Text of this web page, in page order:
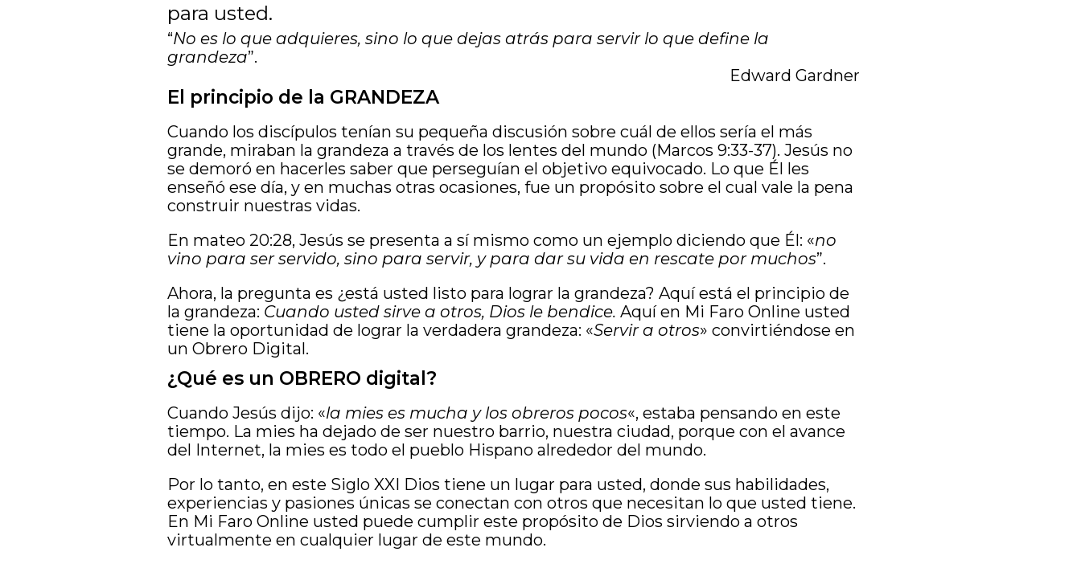
para usted.
“No es lo que adquieres, sino lo que dejas atrás para servir lo que define la
grandeza”.
Edward Gardner
El principio de la GRANDEZA
Cuando los discípulos tenían su pequeña discusión sobre cuál de ellos sería el más
grande, miraban la grandeza a través de los lentes del mundo (Marcos 9:33-37). Jesús no
se demoró en hacerles saber que perseguían el objetivo equivocado. Lo que Él les
enseñó ese día, y en muchas otras ocasiones, fue un propósito sobre el cual vale la pena
construir nuestras vidas.
En mateo 20:28, Jesús se presenta a sí mismo como un ejemplo diciendo que Él: «no
vino para ser servido, sino para servir, y para dar su vida en rescate por muchos”.
Ahora, la pregunta es ¿está usted listo para lograr la grandeza? Aquí está el principio de
la grandeza: Cuando usted sirve a otros, Dios le bendice. Aquí en Mi Faro Online usted
tiene la oportunidad de lograr la verdadera grandeza: «Servir a otros» convirtiéndose en
un Obrero Digital.
¿Qué es un OBRERO digital?
Cuando Jesús dijo: «la mies es mucha y los obreros pocos«, estaba pensando en este
tiempo. La mies ha dejado de ser nuestro barrio, nuestra ciudad, porque con el avance
del Internet, la mies es todo el pueblo Hispano alrededor del mundo.
Por lo tanto, en este Siglo XXI Dios tiene un lugar para usted, donde sus habilidades,
experiencias y pasiones únicas se conectan con otros que necesitan lo que usted tiene.
En Mi Faro Online usted puede cumplir este propósito de Dios sirviendo a otros
virtualmente en cualquier lugar de este mundo.